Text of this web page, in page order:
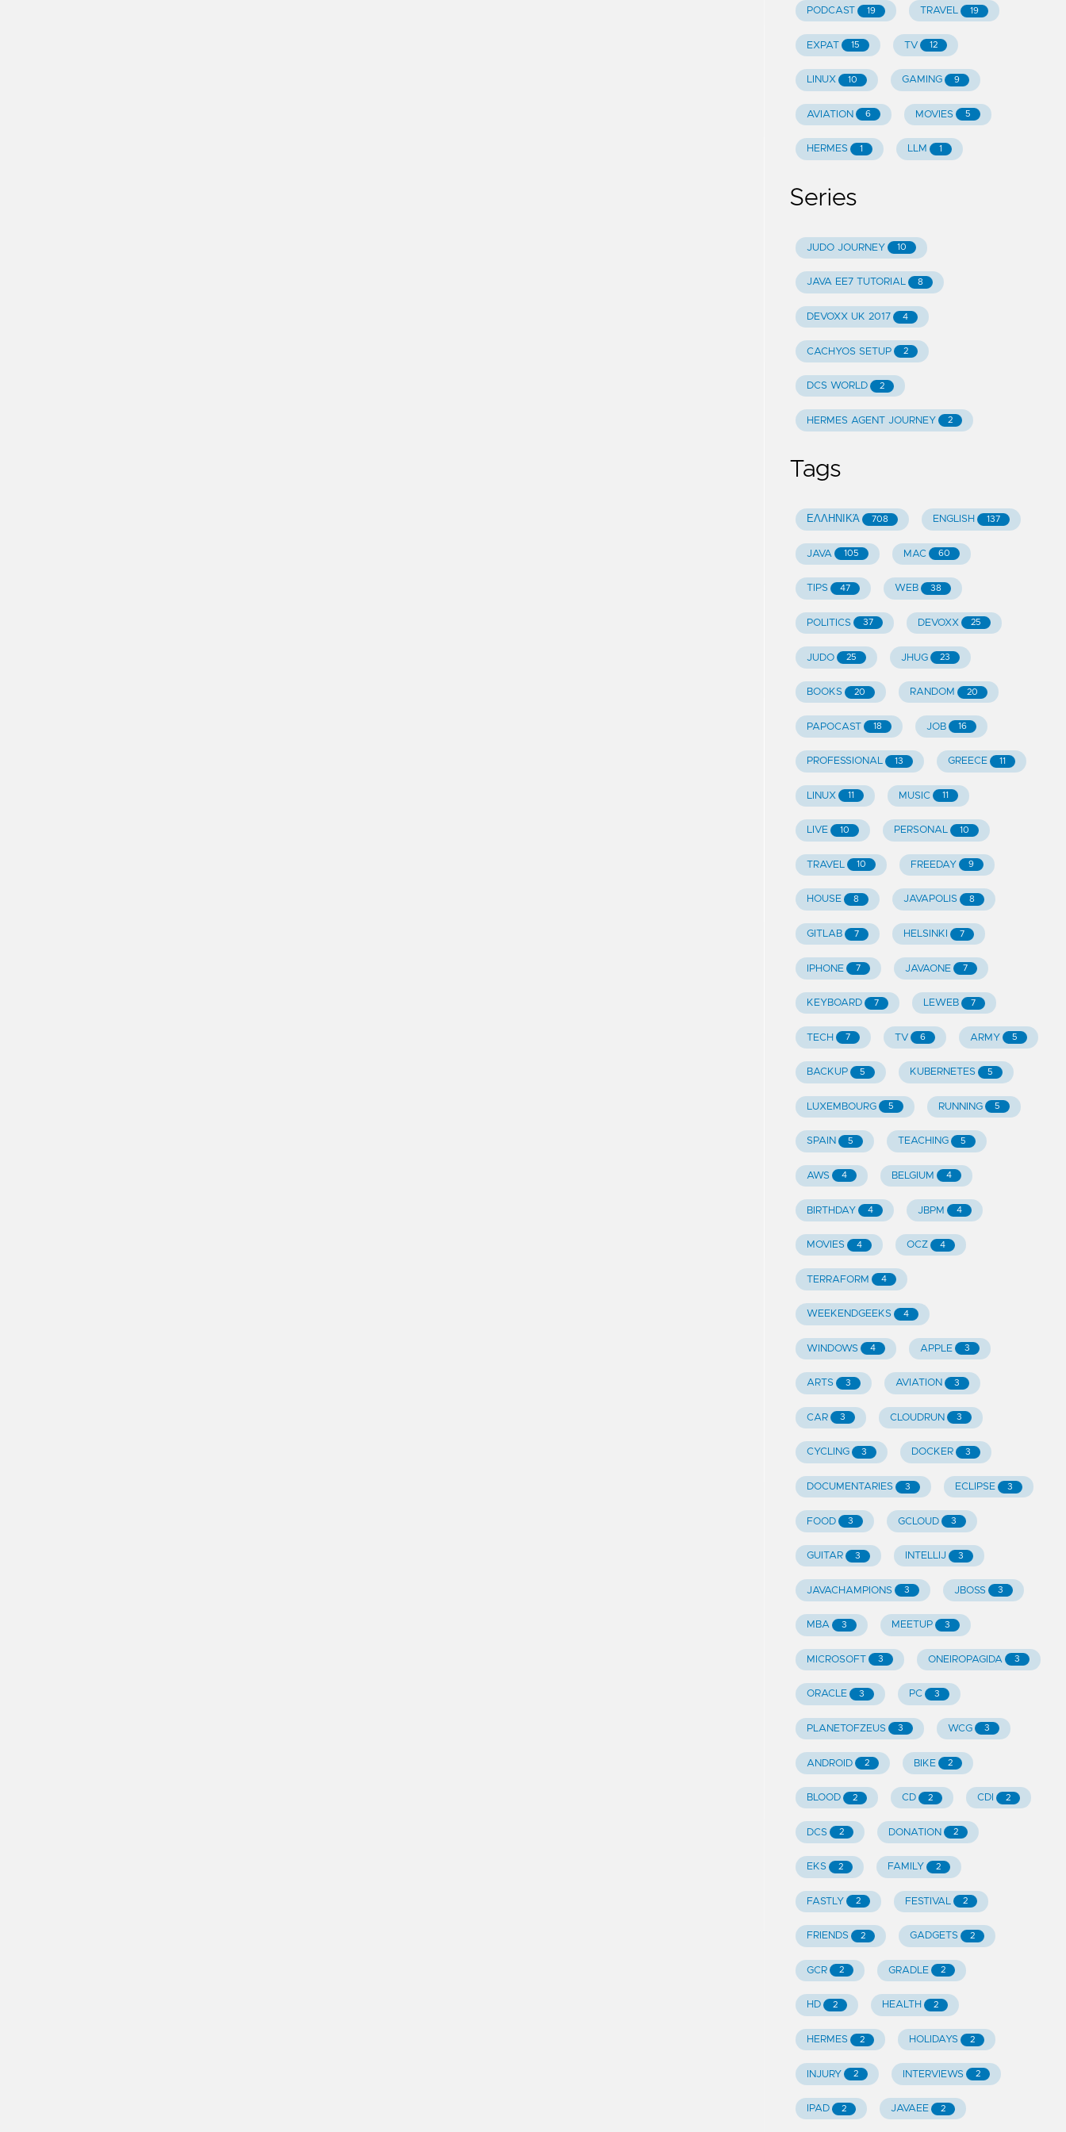
PODCAST 19 TRAVEL 19
EXPAT 15 TV 12
LINUX 10 GAMING 9
AVIATION 6 MOVIES 5
HERMES 1 LLM 1
Series
JUDO JOURNEY 10
JAVA EE7 TUTORIAL 8
DEVOXX UK 2017 4
CACHYOS SETUP 2
DCS WORLD 2
HERMES AGENT JOURNEY 2
Tags
ΕΛΛΗΝΙΚΆ 708 ENGLISH 137
JAVA 105 MAC 60
TIPS 47 WEB 38
POLITICS 37 DEVOXX 25
JUDO 25 JHUG 23
BOOKS 20 RANDOM 20
PAPOCAST 18 JOB 16
PROFESSIONAL 13 GREECE 11
LINUX 11 MUSIC 11
LIVE 10 PERSONAL 10
TRAVEL 10 FREEDAY 9
HOUSE 8 JAVAPOLIS 8
GITLAB 7 HELSINKI 7
IPHONE 7 JAVAONE 7
KEYBOARD 7 LEWEB 7
TECH 7 TV 6 ARMY 5
BACKUP 5 KUBERNETES 5
LUXEMBOURG 5 RUNNING 5
SPAIN 5 TEACHING 5
AWS 4 BELGIUM 4
BIRTHDAY 4 JBPM 4
MOVIES 4 OCZ 4
TERRAFORM 4
WEEKENDGEEKS 4
WINDOWS 4 APPLE 3
ARTS 3 AVIATION 3
CAR 3 CLOUDRUN 3
CYCLING 3 DOCKER 3
DOCUMENTARIES 3 ECLIPSE 3
FOOD 3 GCLOUD 3
GUITAR 3 INTELLIJ 3
JAVACHAMPIONS 3 JBOSS 3
MBA 3 MEETUP 3
MICROSOFT 3 ONEIROPAGIDA 3
ORACLE 3 PC 3
PLANETOFZEUS 3 WCG 3
ANDROID 2 BIKE 2
BLOOD 2 CD 2 CDI 2
DCS 2 DONATION 2
EKS 2 FAMILY 2
FASTLY 2 FESTIVAL 2
FRIENDS 2 GADGETS 2
GCR 2 GRADLE 2
HD 2 HEALTH 2
HERMES 2 HOLIDAYS 2
INJURY 2 INTERVIEWS 2
IPAD 2 JAVAEE 2